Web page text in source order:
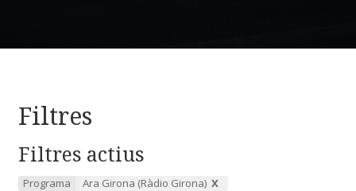
Filtres
Filtres actius
Programa Ara Girona (Ràdio Girona)